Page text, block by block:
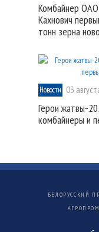
Комбайнер ОАО
Кахнович
тонн зерна
Новости 03
Герои жатвы-
комбайнеры и
БЕЛОРУССКИЙ